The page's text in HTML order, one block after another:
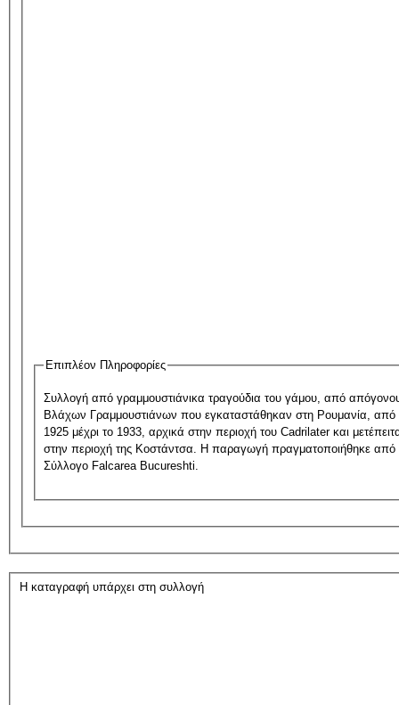
Επιπλέον Πληροφορίες
Συλλογή από γραμμουστιάνικα τραγούδια του γάμου, από
Βλάχων Γραμμουστιάνων που εγκαταστάθηκαν στη Ρουμανία, από
1925 μέχρι το 1933, αρχικά στην περιοχή του Cadrilater και
στην περιοχή της Κοστάντσα. Η παραγωγή πραγματοποιήθηκε από
Σύλλογο Falcarea Bucureshti.
Η καταγραφή υπάρχει στη συλλογή